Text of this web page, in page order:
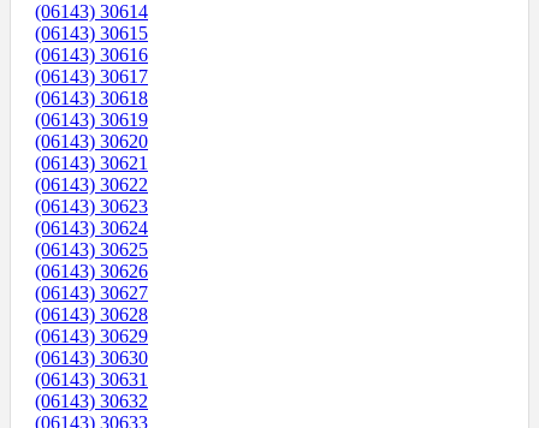
(06143) 30614
(06143) 30615
(06143) 30616
(06143) 30617
(06143) 30618
(06143) 30619
(06143) 30620
(06143) 30621
(06143) 30622
(06143) 30623
(06143) 30624
(06143) 30625
(06143) 30626
(06143) 30627
(06143) 30628
(06143) 30629
(06143) 30630
(06143) 30631
(06143) 30632
(06143) 30633